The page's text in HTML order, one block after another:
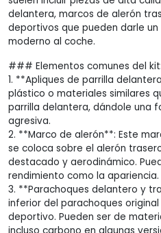
delantera, marcos de alerón
deportivos que pueden darle
moderno al coche.
### Elementos comunes del kit:
1. **Apliques de parrilla
plástico o materiales similares
parrilla delantera, dándole una
agresiva.
2. **Marco de alerón**: Este
se coloca sobre el alerón
destacado y aerodinámico.
rendimiento como la apariencia.
3. **Parachoques delantero y
inferior del parachoques
deportivo. Pueden ser de